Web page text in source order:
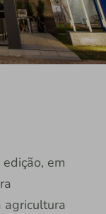
em
agricultura